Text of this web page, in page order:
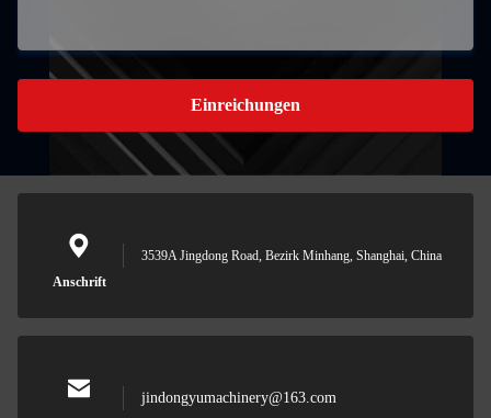
Einreichungen
Anschrift
3539A Jingdong Road, Bezirk Minhang, Shanghai, China
jindongyumachinery@163.com